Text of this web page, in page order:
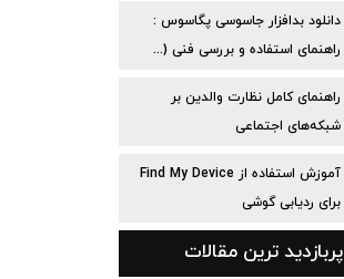
دانلود بدافزار جاسوسی پگاسوس :
راهنمای استفاده و بررسی فنی (...
راهنمای کامل نظارت والدین بر
شبکه‌های اجتماعی
آموزش استفاده از Find My Device
برای ردیابی گوشی
پربازدید ترین مقالات